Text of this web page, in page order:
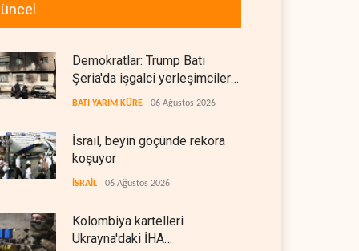
Demokratlar: Trump Batı
Şeria'da işgalci yerleşimcilere
cezasızlık sağladı
BATI YARIM KÜRE 06 Ağustos 2026
İsrail, beyin göçünde rekora
koşuyor
İSRAİL 06 Ağustos 2026
Kolombiya kartelleri
Ukrayna'daki İHA